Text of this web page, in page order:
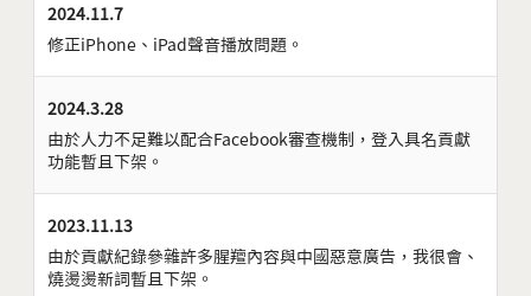
2024.11.7
修正iPhone、iPad聲音播放問題。
2024.3.28
由於人力不足難以配合Facebook審查機制，登入具名貢獻
功能暫且下架。
2023.11.13
由於貢獻紀錄參雜許多腥羶內容與中國惡意廣告，我很會、
燒燙燙新詞暫且下架。